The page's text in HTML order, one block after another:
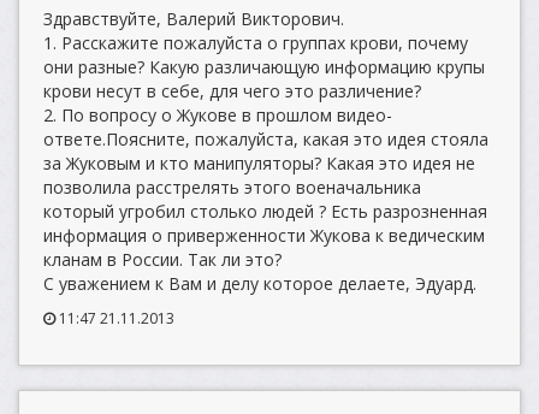
Здравствуйте, Валерий Викторович.
1. Расскажите пожалуйста о группах крови, почему
они разные? Какую различающую информацию крупы
крови несут в себе, для чего это различение?
2. По вопросу о Жукове в прошлом видео-
ответе.Поясните, пожалуйста, какая это идея стояла
за Жуковым и кто манипуляторы? Какая это идея не
позволила расстрелять этого военачальника
который угробил столько людей ? Есть разрозненная
информация о приверженности Жукова к ведическим
кланам в России. Так ли это?
С уважением к Вам и делу которое делаете, Эдуард.
11:47 21.11.2013